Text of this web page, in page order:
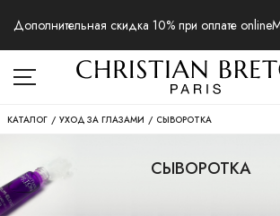
Дополнительная скидка 10% при оплате online
КАТАЛОГ / УХОД ЗА ГЛАЗАМИ / СЫВОРОТКА
СЫВОРОТКА